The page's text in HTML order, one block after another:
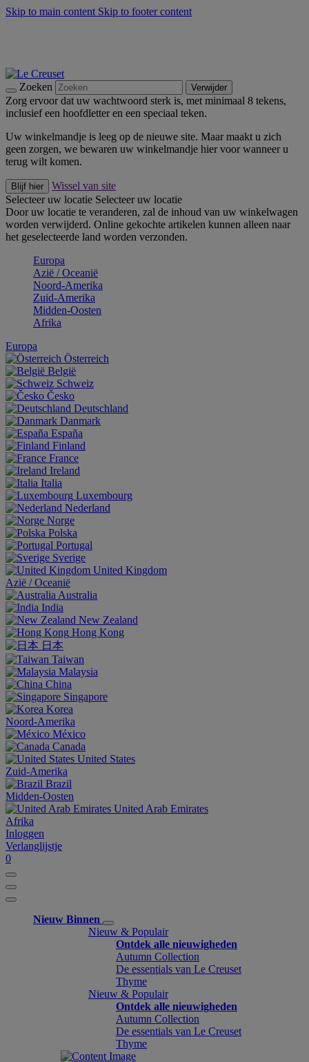
Skip to main content Skip to footer content
Zoeken Verwijder
Zorg ervoor dat uw wachtwoord sterk is, met minimaal 8 tekens,
inclusief een hoofdletter en een speciaal teken.
Uw winkelmandje is leeg op de nieuwe site. Maar maakt u zich
geen zorgen, we bewaren uw winkelmandje hier voor wanneer u
terug wilt komen.
Blijf hier
Wissel van site
Selecteer uw locatie Selecteer uw locatie
Door uw locatie te veranderen, zal de inhoud van uw winkelwagen
worden verwijderd. Online gekochte artikelen kunnen alleen naar
het geselecteerde land worden verzonden.
Europa
Aziё / Oceaniё
Noord-Amerika
Zuid-Amerika
Midden-Oosten
Afrika
Europa
Österreich
België
Schweiz
Česko
Deutschland
Danmark
España
Finland
France
Ireland
Italia
Luxembourg
Nederland
Norge
Polska
Portugal
Sverige
United Kingdom
Aziё / Oceaniё
Australia
India
New Zealand
Hong Kong
日本
Taiwan
Malaysia
China
Singapore
Korea
Noord-Amerika
México
Canada
United States
Zuid-Amerika
Brazil
Midden-Oosten
United Arab Emirates
Afrika
Inloggen
Verlanglijstje
0
Nieuw Binnen
Nieuw & Populair
Ontdek alle nieuwigheden
Autumn Collection
De essentials van Le Creuset
Thyme
Nieuw & Populair
Ontdek alle nieuwigheden
Autumn Collection
De essentials van Le Creuset
Thyme